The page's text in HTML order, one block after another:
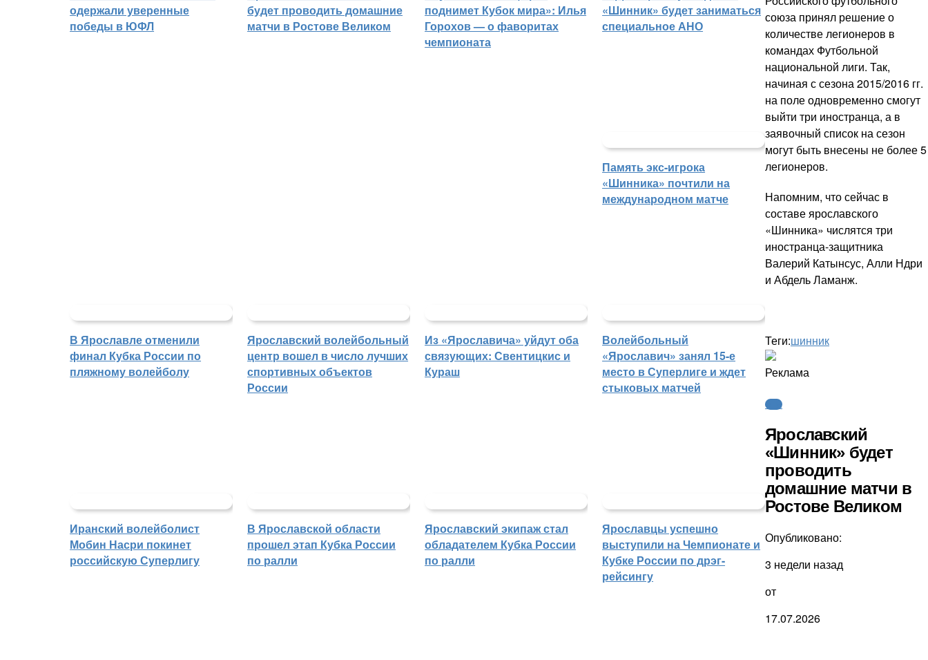
одержали уверенные
победы в ЮФЛ
будет проводить домашние
матчи в Ростове Великом
поднимет Кубок мира»: Илья
Горохов — о фаворитах
чемпионата
«Шинник» будет заниматься
специальное АНО
Память экс-игрока
«Шинника» почтили на
международном матче
В Ярославле отменили
финал Кубка России по
пляжному волейболу
Ярославский волейбольный
центр вошел в число лучших
спортивных объектов
России
Из «Ярославича» уйдут оба
связующих: Свентицкис и
Кураш
Волейбольный
«Ярославич» занял 15-е
место в Суперлиге и ждет
стыковых матчей
Иранский волейболист
Мобин Насри покинет
российскую Суперлигу
В Ярославской области
прошел этап Кубка России
по ралли
Ярославский экипаж стал
обладателем Кубка России
по ралли
Ярославцы успешно
выступили на Чемпионате и
Кубке России по дрэг-
рейсингу
союза принял решение о
количестве легионеров в
командах Футбольной
национальной лиги. Так,
начиная с сезона 2015/2016 гг.
на поле одновременно смогут
выйти три иностранца, а в
заявочный список на сезон
могут быть внесены не более 5
легионеров.
Напомним, что сейчас в
составе ярославского
«Шинника» числятся три
иностранца-защитника
Валерий Катынсус, Алли Ндри
и Абдель Ламанж.
Теги:шинник
Реклама
ФНЛ
Ярославский
«Шинник» будет
проводить
домашние матчи в
Ростове Великом
Опубликовано:
3 недели назад
от
17.07.2026